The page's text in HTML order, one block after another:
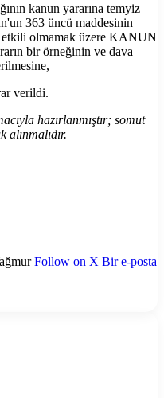
kanun yararına temyiz
363 üncü maddesinin
etkili olmamak üzere KANUN
bir örneğinin ve dava
verildi.
hazırlanmıştır; somut
alınmalıdır.
Follow on X Bir e-posta